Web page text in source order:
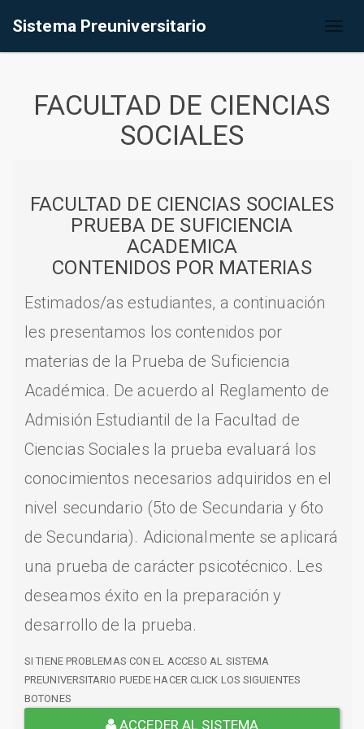
Sistema Preuniversitario
FACULTAD DE CIENCIAS
SOCIALES
FACULTAD DE CIENCIAS SOCIALES
PRUEBA DE SUFICIENCIA
ACADEMICA
CONTENIDOS POR MATERIAS
Estimados/as estudiantes, a continuación
les presentamos los contenidos por
materias de la Prueba de Suficiencia
Académica. De acuerdo al Reglamento de
Admisión Estudiantil de la Facultad de
Ciencias Sociales la prueba evaluará los
conocimientos necesarios adquiridos en el
nivel secundario (5to de Secundaria y 6to
de Secundaria). Adicionalmente se aplicará
una prueba de carácter psicotécnico. Les
deseamos éxito en la preparación y
desarrollo de la prueba.
SI TIENE PROBLEMAS CON EL ACCESO AL SISTEMA
PREUNIVERSITARIO PUEDE HACER CLICK LOS SIGUIENTES
BOTONES
ACCEDER AL SISTEMA